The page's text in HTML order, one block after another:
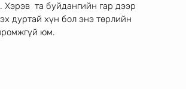
Хэрэв  та буйдангийн гар дээр
дуртай хүн бол энэ төрлийн
юм.